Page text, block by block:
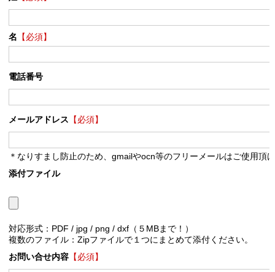
名 【必須】
電話番号
メールアドレス 【必須】
＊なりすまし防止のため、gmailやocn等のフリーメールはご使用頂
添付ファイル
対応形式：PDF / jpg / png / dxf（５MBまで！）
複数のファイル：Zipファイルで１つにまとめて添付ください。
お問い合せ内容【必須】